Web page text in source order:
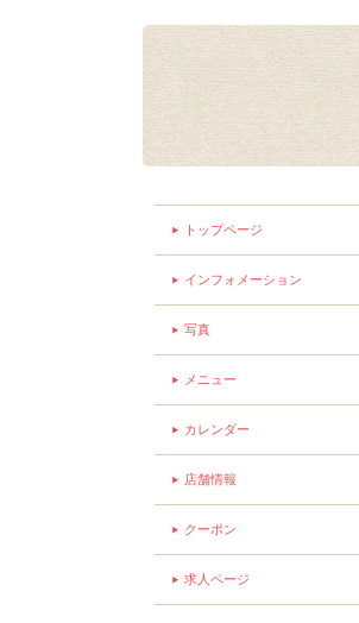
トップページ
インフォメーション
写真
メニュー
カレンダー
店舗情報
クーポン
求人ページ